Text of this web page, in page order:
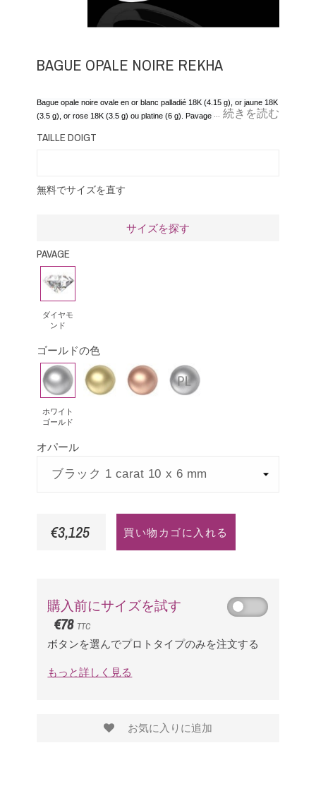
BAGUE OPALE NOIRE REKHA
Bague opale noire ovale en or blanc palladié 18K (4.15 g), or jaune 18K
(3.5 g), or rose 18K (3.5 g) ou platine (6 g). Pavage diamants 0.15
... 続きを読む
TAILLE DOIGT
無料でサイズを直す
サイズを探す
PAVAGE
ダ
ヤ
モ
ン
ド
ダイヤモ
ンド
ゴールドの色
ホ
ワ
イ
ト
ゴ
ー
ホワイト
ゴールド
イ
エ
ー
ピ
ン
プ
ラ
オパール
€3,125 買い物カゴに入れる
購入前にサイズを試す
€78 TTC
ボタンを選んでプロトタイプのみを注文する
もっと詳しく見る
お気に入りに追加